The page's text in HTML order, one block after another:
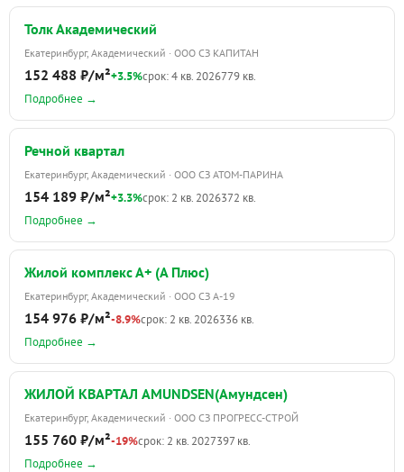
Толк Академический
Екатеринбург, Академический · ООО СЗ КАПИТАН
152 488 ₽/м²+3.5%срок: 4 кв. 2026779 кв.
Подробнее →
Речной квартал
Екатеринбург, Академический · ООО СЗ АТОМ-ПАРИНА
154 189 ₽/м²+3.3%срок: 2 кв. 2026372 кв.
Подробнее →
Жилой комплекс А+ (А Плюс)
Екатеринбург, Академический · ООО СЗ А-19
154 976 ₽/м²-8.9%срок: 2 кв. 2026336 кв.
Подробнее →
ЖИЛОЙ КВАРТАЛ AMUNDSEN(Амундсен)
Екатеринбург, Академический · ООО СЗ ПРОГРЕСС-СТРОЙ
155 760 ₽/м²-19%срок: 2 кв. 2027397 кв.
Подробнее →